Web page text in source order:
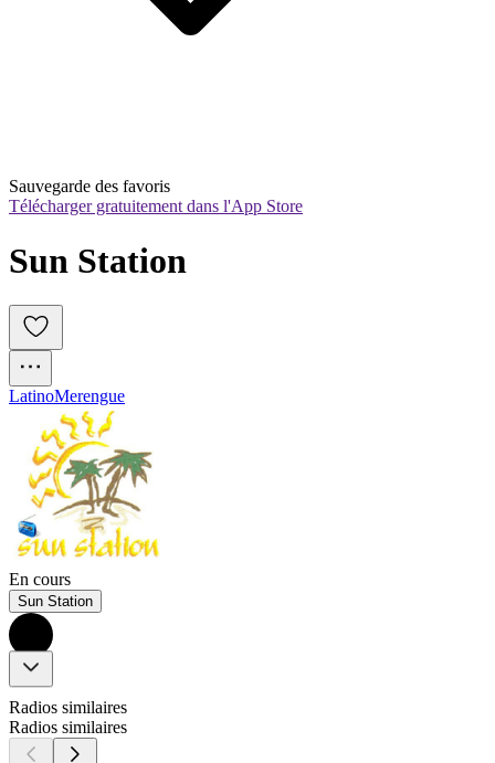
Sauvegarde des favoris
Télécharger gratuitement dans l'App Store
Sun Station
LatinoMerengue
En cours
Sun Station
Radios similaires
Radios similaires